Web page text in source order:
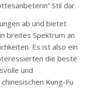
Stil dar.
ab und bietet
breites Spektrum an
Es ist also ein
die beste
und
Kung-Fu